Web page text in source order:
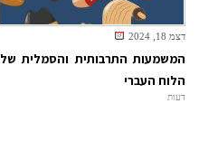
דצמ 18, 2024
המשמעות התרבותית והסמלית של
הלוח העברי
דעות